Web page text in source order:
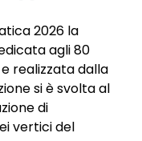
2026 la
agli 80
e realizzata dalla
si è svolta al
di
vertici del